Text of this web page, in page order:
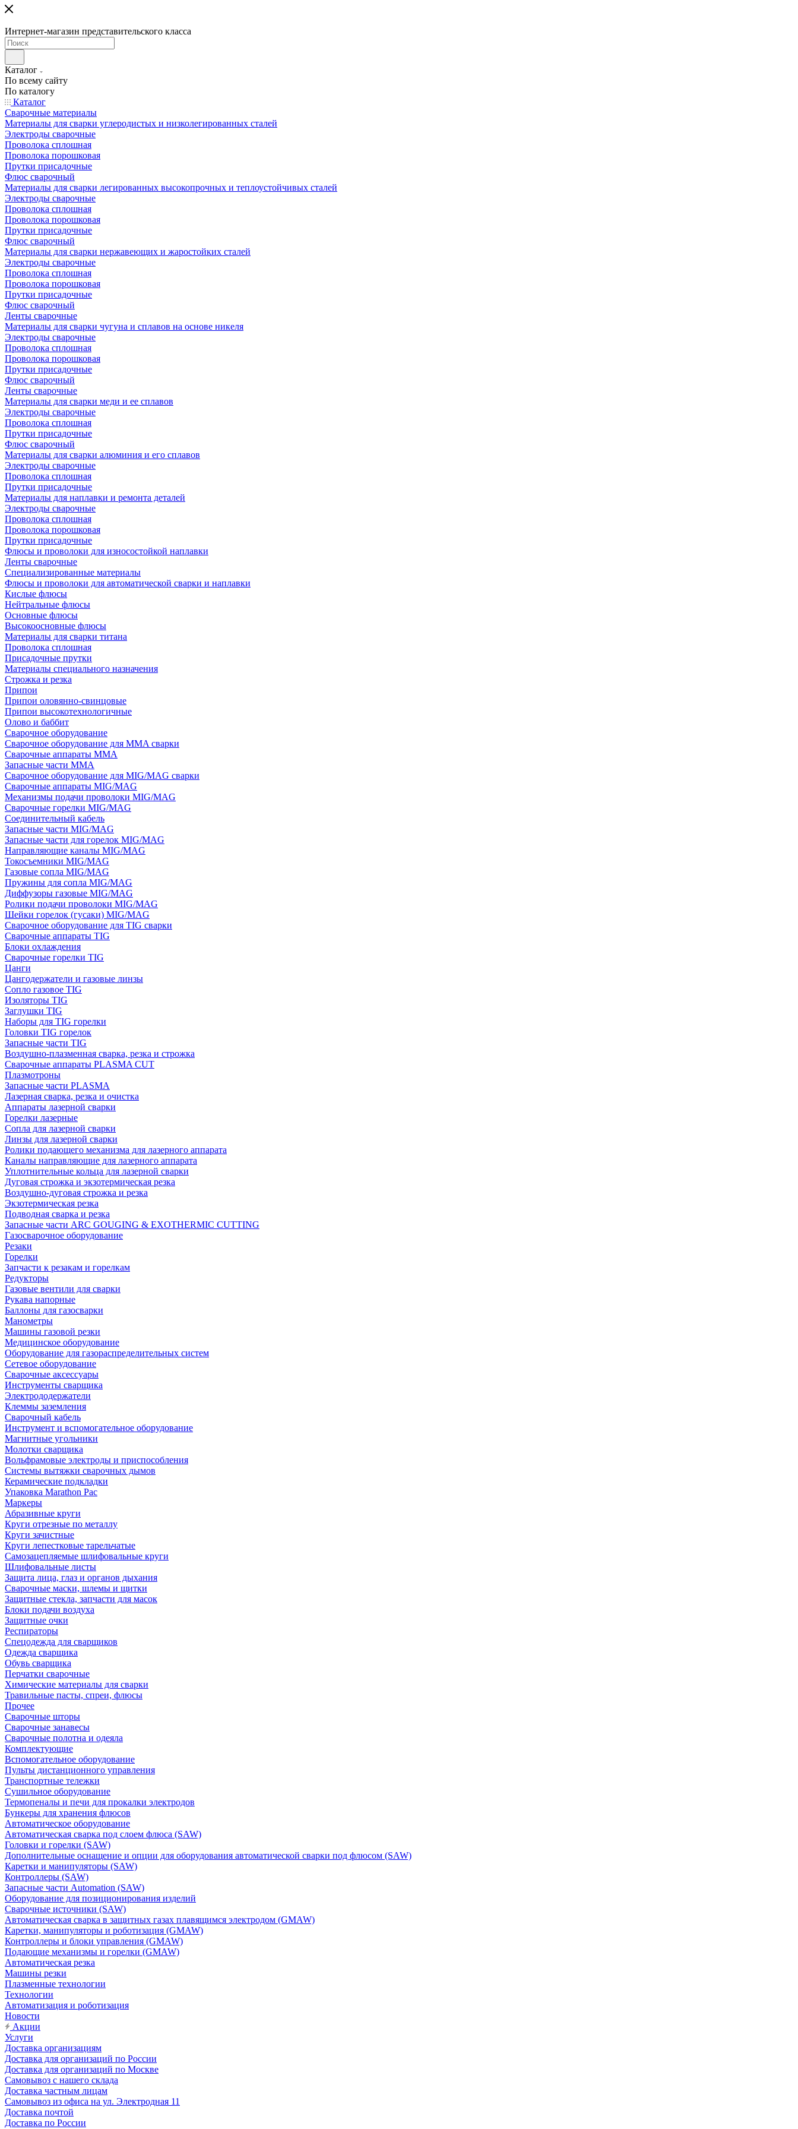
Интернет-магазин представительского класса
Каталог
По всему сайту
По каталогу
Каталог
Сварочные материалы
Материалы для сварки углеродистых и низколегированных сталей
Электроды сварочные
Проволока сплошная
Проволока порошковая
Прутки присадочные
Флюс сварочный
Материалы для сварки легированных высокопрочных и теплоустойчивых сталей
Электроды сварочные
Проволока сплошная
Проволока порошковая
Прутки присадочные
Флюс сварочный
Материалы для сварки нержавеющих и жаростойких сталей
Электроды сварочные
Проволока сплошная
Проволока порошковая
Прутки присадочные
Флюс сварочный
Ленты сварочные
Материалы для сварки чугуна и сплавов на основе никеля
Электроды сварочные
Проволока сплошная
Проволока порошковая
Прутки присадочные
Флюс сварочный
Ленты сварочные
Материалы для сварки меди и ее сплавов
Электроды сварочные
Проволока сплошная
Прутки присадочные
Флюс сварочный
Материалы для сварки алюминия и его сплавов
Электроды сварочные
Проволока сплошная
Прутки присадочные
Материалы для наплавки и ремонта деталей
Электроды сварочные
Проволока сплошная
Проволока порошковая
Прутки присадочные
Флюсы и проволоки для износостойкой наплавки
Ленты сварочные
Специализированные материалы
Флюсы и проволоки для автоматической сварки и наплавки
Кислые флюсы
Нейтральные флюсы
Основные флюсы
Высокоосновные флюсы
Материалы для сварки титана
Проволока сплошная
Присадочные прутки
Материалы специального назначения
Строжка и резка
Припои
Припои оловянно-свинцовые
Припои высокотехнологичные
Олово и баббит
Сварочное оборудование
Сварочное оборудование для MMA сварки
Сварочные аппараты MMA
Запасные части MMA
Сварочное оборудование для MIG/MAG сварки
Сварочные аппараты MIG/MAG
Механизмы подачи проволоки MIG/MAG
Сварочные горелки MIG/MAG
Соединительный кабель
Запасные части MIG/MAG
Запасные части для горелок MIG/MAG
Направляющие каналы MIG/MAG
Токосъемники MIG/MAG
Газовые сопла MIG/MAG
Пружины для сопла MIG/MAG
Диффузоры газовые MIG/MAG
Ролики подачи проволоки MIG/MAG
Шейки горелок (гусаки) MIG/MAG
Сварочное оборудование для TIG сварки
Сварочные аппараты TIG
Блоки охлаждения
Сварочные горелки TIG
Цанги
Цангодержатели и газовые линзы
Сопло газовое TIG
Изоляторы TIG
Заглушки TIG
Наборы для TIG горелки
Головки TIG горелок
Запасные части TIG
Воздушно-плазменная сварка, резка и строжка
Сварочные аппараты PLASMA CUT
Плазмотроны
Запасные части PLASMA
Лазерная сварка, резка и очистка
Аппараты лазерной сварки
Горелки лазерные
Сопла для лазерной сварки
Линзы для лазерной сварки
Ролики подающего механизма для лазерного аппарата
Каналы направляющие для лазерного аппарата
Уплотнительные кольца для лазерной сварки
Дуговая строжка и экзотермическая резка
Воздушно-дуговая строжка и резка
Экзотермическая резка
Подводная сварка и резка
Запасные части ARC GOUGING & EXOTHERMIC CUTTING
Газосварочное оборудование
Резаки
Горелки
Запчасти к резакам и горелкам
Редукторы
Газовые вентили для сварки
Рукава напорные
Баллоны для газосварки
Манометры
Машины газовой резки
Медицинское оборудование
Оборудование для газораспределительных систем
Сетевое оборудование
Сварочные аксессуары
Инструменты сварщика
Электрододержатели
Клеммы заземления
Сварочный кабель
Инструмент и вспомогательное оборудование
Магнитные угольники
Молотки сварщика
Вольфрамовые электроды и приспособления
Системы вытяжки сварочных дымов
Керамические подкладки
Упаковка Marathon Pac
Маркеры
Абразивные круги
Круги отрезные по металлу
Круги зачистные
Круги лепестковые тарельчатые
Самозацепляемые шлифовальные круги
Шлифовальные листы
Защита лица, глаз и органов дыхания
Сварочные маски, шлемы и щитки
Защитные стекла, запчасти для масок
Блоки подачи воздуха
Защитные очки
Респираторы
Спецодежда для сварщиков
Одежда сварщика
Обувь сварщика
Перчатки сварочные
Химические материалы для сварки
Травильные пасты, спреи, флюсы
Прочее
Сварочные шторы
Сварочные занавесы
Сварочные полотна и одеяла
Комплектующие
Вспомогательное оборудование
Пульты дистанционного управления
Транспортные тележки
Сушильное оборудование
Термопеналы и печи для прокалки электродов
Бункеры для хранения флюсов
Автоматическое оборудование
Автоматическая сварка под слоем флюса (SAW)
Головки и горелки (SAW)
Дополнительные оснащение и опции для оборудования автоматической сварки под флюсом (SAW)
Каретки и манипуляторы (SAW)
Контроллеры (SAW)
Запасные части Automation (SAW)
Оборудование для позиционирования изделий
Сварочные источники (SAW)
Автоматическая сварка в защитных газах плавящимся электродом (GMAW)
Каретки, манипуляторы и роботизация (GMAW)
Контроллеры и блоки управления (GMAW)
Подающие механизмы и горелки (GMAW)
Автоматическая резка
Машины резки
Плазменные технологии
Технологии
Автоматизация и роботизация
Новости
Акции
Услуги
Доставка организациям
Доставка для организаций по России
Доставка для организаций по Москве
Самовывоз с нашего склада
Доставка частным лицам
Самовывоз из офиса на ул. Электродная 11
Доставка почтой
Доставка по России